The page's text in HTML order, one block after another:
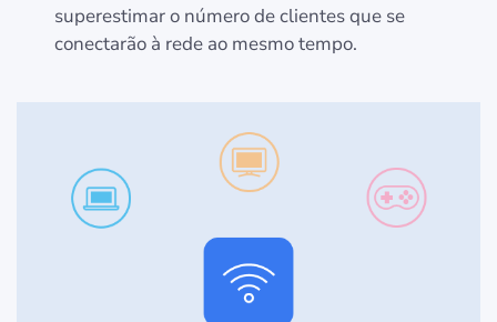
superestimar o número de clientes que se
conectarão à rede ao mesmo tempo.